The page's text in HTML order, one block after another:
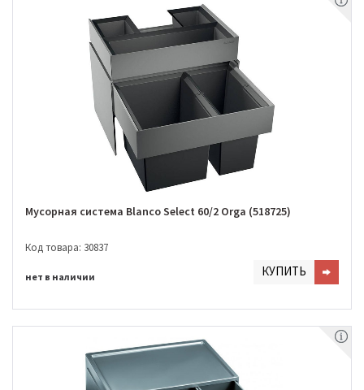
Мусорная система Blanco Select 60/2 Orga (518725)
Код товара: 30837
нет в наличии КУПИТЬ